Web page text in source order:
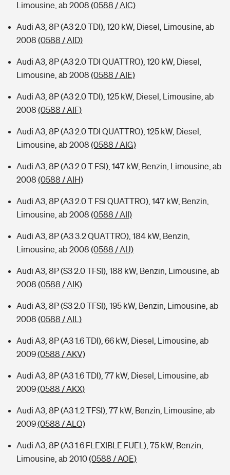
Limousine, ab 2008 (0588 / AIC)
Audi A3, 8P (A3 2.0 TDI), 120 kW, Diesel, Limousine, ab
2008 (0588 / AID)
Audi A3, 8P (A3 2.0 TDI QUATTRO), 120 kW, Diesel,
Limousine, ab 2008 (0588 / AIE)
Audi A3, 8P (A3 2.0 TDI), 125 kW, Diesel, Limousine, ab
2008 (0588 / AIF)
Audi A3, 8P (A3 2.0 TDI QUATTRO), 125 kW, Diesel,
Limousine, ab 2008 (0588 / AIG)
Audi A3, 8P (A3 2.0 T FSI), 147 kW, Benzin, Limousine, ab
2008 (0588 / AIH)
Audi A3, 8P (A3 2.0 T FSI QUATTRO), 147 kW, Benzin,
Limousine, ab 2008 (0588 / AII)
Audi A3, 8P (A3 3.2 QUATTRO), 184 kW, Benzin,
Limousine, ab 2008 (0588 / AIJ)
Audi A3, 8P (S3 2.0 TFSI), 188 kW, Benzin, Limousine, ab
2008 (0588 / AIK)
Audi A3, 8P (S3 2.0 TFSI), 195 kW, Benzin, Limousine, ab
2008 (0588 / AIL)
Audi A3, 8P (A3 1.6 TDI), 66 kW, Diesel, Limousine, ab
2009(0588 / AKV)
Audi A3, 8P (A3 1.6 TDI), 77 kW, Diesel, Limousine, ab
2009(0588 / AKX)
Audi A3, 8P (A3 1.2 TFSI), 77 kW, Benzin, Limousine, ab
2009(0588 / ALO)
Audi A3, 8P (A3 1.6 FLEXIBLE FUEL), 75 kW, Benzin,
Limousine, ab 2010(0588 / AOE)